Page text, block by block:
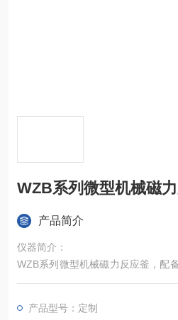
WZB系列微型机械磁
产品简介
仪器简介：
WZB系列微型机械磁力反应釜，配
探底管、热电偶及过程进样口等
产品型号：定制